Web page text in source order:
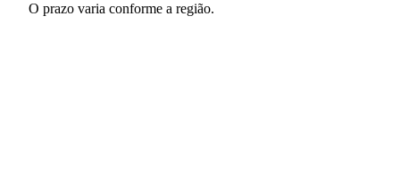
O prazo varia conforme a região.